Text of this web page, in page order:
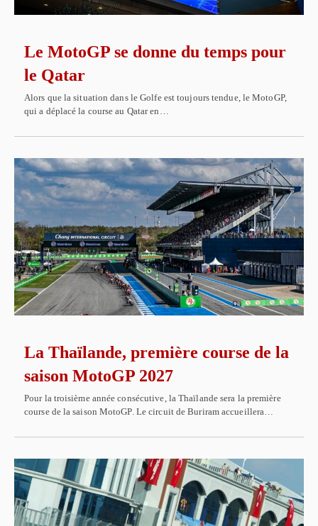
Le MotoGP se donne du temps pour
le Qatar
Alors que la situation dans le Golfe est toujours tendue, le MotoGP,
qui a déplacé la course au Qatar en…
La Thaïlande, première course de la
saison MotoGP 2027
Pour la troisième année consécutive, la Thaïlande sera la première
course de la saison MotoGP. Le circuit de Buriram accueillera…